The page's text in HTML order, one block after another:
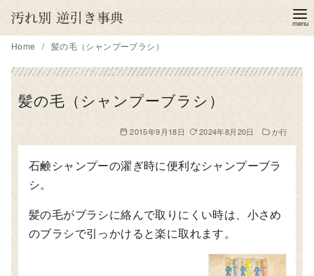
Home 髪の毛（シャンプーブラシ）
髪の毛（シャンプーブラシ）
2015年9月18日 2024年8月20日 か行
石鹸シャンプーの濯ぎ時に便利なシャンプーブラ
シ。
髪の毛がブラシに絡んで取りにくい時は、小さめ
のブラシで引っかけると楽に取れます。